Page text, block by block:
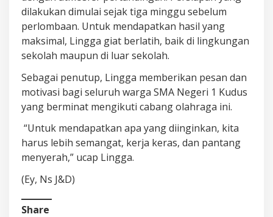
dilakukan dimulai sejak tiga minggu sebelum
perlombaan. Untuk mendapatkan hasil yang
maksimal, Lingga giat berlatih, baik di lingkungan
sekolah maupun di luar sekolah.
Sebagai penutup, Lingga memberikan pesan dan
motivasi bagi seluruh warga SMA Negeri 1 Kudus
yang berminat mengikuti cabang olahraga ini.
“Untuk mendapatkan apa yang diinginkan, kita
harus lebih semangat, kerja keras, dan pantang
menyerah,” ucap Lingga.
(Ey, Ns J&D)
Share